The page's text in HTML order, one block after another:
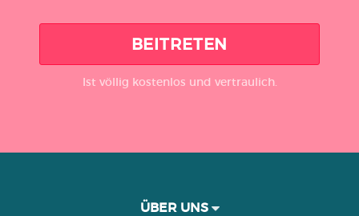
BEITRETEN
Ist völlig kostenlos und vertraulich.
ÜBER UNS